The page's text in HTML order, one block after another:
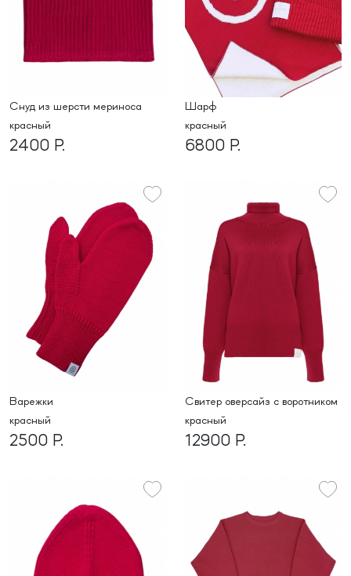
снуд из шерсти мериноса
красный
2400 Р.
Шарф
красный
6800 Р.
варежки
красный
2500 Р.
свитер оверсайз с воротником
красный
12900 Р.